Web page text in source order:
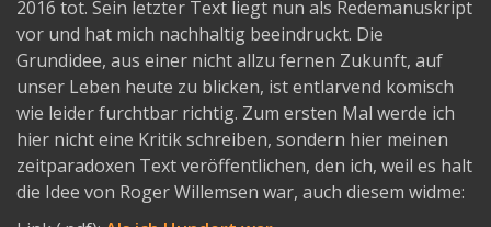
2016 tot. Sein letzter Text liegt nun als Redemanuskript
vor und hat mich nachhaltig beeindruckt. Die
Grundidee, aus einer nicht allzu fernen Zukunft, auf
unser Leben heute zu blicken, ist entlarvend komisch
wie leider furchtbar richtig. Zum ersten Mal werde ich
hier nicht eine Kritik schreiben, sondern hier meinen
zeitparadoxen Text veröffentlichen, den ich, weil es halt
die Idee von Roger Willemsen war, auch diesem widme: